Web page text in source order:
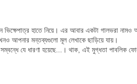
ভিক্ষেপাত্র হাতে নিয়ে। এর আবার একটা গালভরা
আপনার মন্তব্যগুলো মূল লেখাকে ছাড়িয়ে যায়।
যে ধারণা হয়েছে...। থাক, এই মুগ্ধতা পাবলিক